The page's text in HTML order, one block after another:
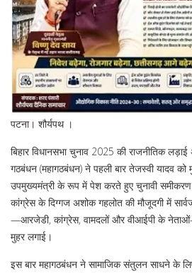
पटना। शौर्यपथ ।
बिहार विधानसभा चुनाव 2025 की राजनीतिक
गठबंधन (महागठबंधन) ने पहली बार तेजस्वी यादव
उपमुख्यमंत्री के रूप में पेश करते हुए चुनावी समीकरण
कांग्रेस के दिग्गज अशोक गहलोत की मौजूदगी में
—आरजेडी, कांग्रेस, वामदलों और वीआईपी के
मुहर लगाई।
इस बार महागठबंधन ने सामाजिक संतुलन साधने के